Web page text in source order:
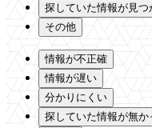
探していた情報が見つ
その他
情報が不正確
情報が遅い
分かりにくい
探していた情報が無か